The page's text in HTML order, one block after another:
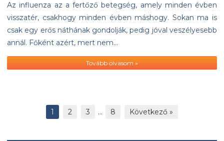
Az influenza az a fertőző betegség, amely minden évben
visszatér, csakhogy minden évben máshogy. Sokan ma is
csak egy erős náthának gondolják, pedig jóval veszélyesebb
annál. Főként azért, mert nem…
Tovább olvasom »
1 2 3 … 8 Következő »